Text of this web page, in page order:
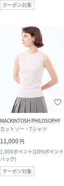
クーポン対象
MACKINTOSH PHILOSOPHY
カットソー・Tシャツ
11,000 円
1,000ポイント(10%ポイント
バック)
クーポン対象